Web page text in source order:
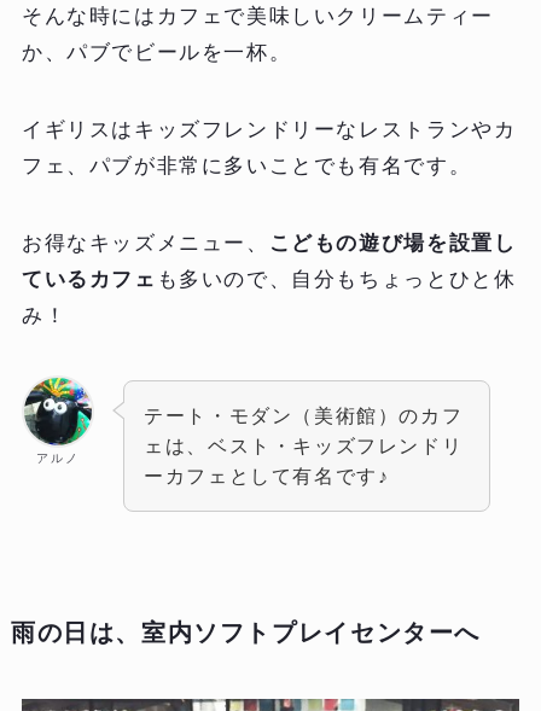
そんな時にはカフェで美味しいクリームティー
か、パブでビールを一杯。
イギリスはキッズフレンドリーなレストランやカ
フェ、パブが非常に多いことでも有名です。
お得なキッズメニュー、
こどもの遊び場を設置し
ているカフェ も多いので、自分もちょっとひと休
み！
アルノ
テート・モダン（美術館）のカフ
ェは、ベスト・キッズフレンドリ
ーカフェとして有名です♪
雨の日は、室内ソフトプレイセンターへ